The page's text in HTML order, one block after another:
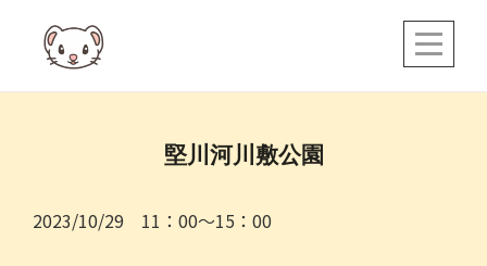
content
堅川河川敷公園
2023/10/29 11：00～15：00
ナ